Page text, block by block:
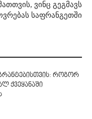
ვინც გეგმავს
საფრანგეთში
როგორ
ქვეყანაში